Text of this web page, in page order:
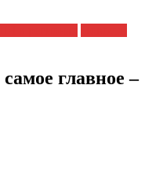
главное –